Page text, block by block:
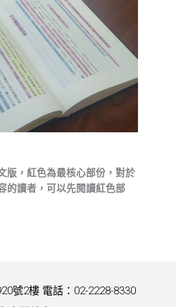
版，紅色為最核心部份，對於
的讀者，可以先閱讀紅色部
號2樓 電話：02-2228-8330